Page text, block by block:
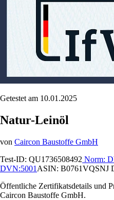
Getestet am 10.01.2025
Natur-Leinöl
von Caircon Baustoffe GmbH
Test-ID: QU1736508492 Norm:
DVN:5001 ASIN: B0761VQSNJ
Öffentliche Zertifikatsdetails und
Caircon Baustoffe GmbH.